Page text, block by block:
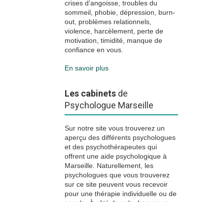
crises d’angoisse, troubles du
sommeil, phobie, dépression, burn-
out, problèmes relationnels,
violence, harcèlement, perte de
motivation, timidité, manque de
confiance en vous.
En savoir plus
Les cabinets de
Psychologue Marseille
Sur notre site vous trouverez un
aperçu des différents psychologues
et des psychothérapeutes qui
offrent une aide psychologique à
Marseille. Naturellement, les
psychologues que vous trouverez
sur ce site peuvent vous recevoir
pour une thérapie individuelle ou de